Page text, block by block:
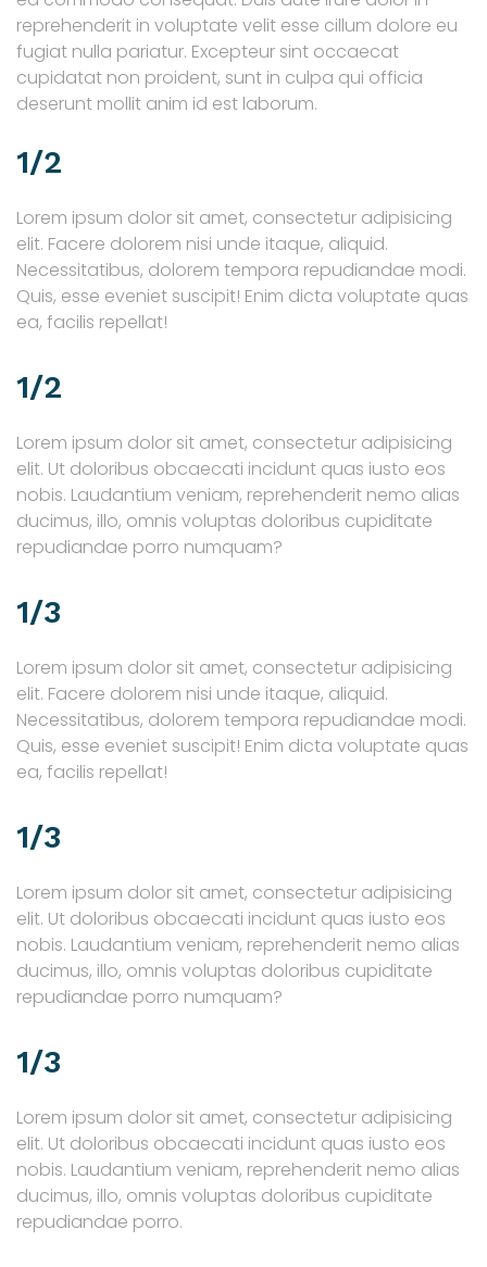
reprehenderit in voluptate velit esse cillum dolore eu
fugiat nulla pariatur. Excepteur sint occaecat
cupidatat non proident, sunt in culpa qui officia
deserunt mollit anim id est laborum.
1/2
Lorem ipsum dolor sit amet, consectetur adipisicing
elit. Facere dolorem nisi unde itaque, aliquid.
Necessitatibus, dolorem tempora repudiandae modi.
Quis, esse eveniet suscipit! Enim dicta voluptate quas
ea, facilis repellat!
1/2
Lorem ipsum dolor sit amet, consectetur adipisicing
elit. Ut doloribus obcaecati incidunt quas iusto eos
nobis. Laudantium veniam, reprehenderit nemo alias
ducimus, illo, omnis voluptas doloribus cupiditate
repudiandae porro numquam?
1/3
Lorem ipsum dolor sit amet, consectetur adipisicing
elit. Facere dolorem nisi unde itaque, aliquid.
Necessitatibus, dolorem tempora repudiandae modi.
Quis, esse eveniet suscipit! Enim dicta voluptate quas
ea, facilis repellat!
1/3
Lorem ipsum dolor sit amet, consectetur adipisicing
elit. Ut doloribus obcaecati incidunt quas iusto eos
nobis. Laudantium veniam, reprehenderit nemo alias
ducimus, illo, omnis voluptas doloribus cupiditate
repudiandae porro numquam?
1/3
Lorem ipsum dolor sit amet, consectetur adipisicing
elit. Ut doloribus obcaecati incidunt quas iusto eos
nobis. Laudantium veniam, reprehenderit nemo alias
ducimus, illo, omnis voluptas doloribus cupiditate
repudiandae porro.